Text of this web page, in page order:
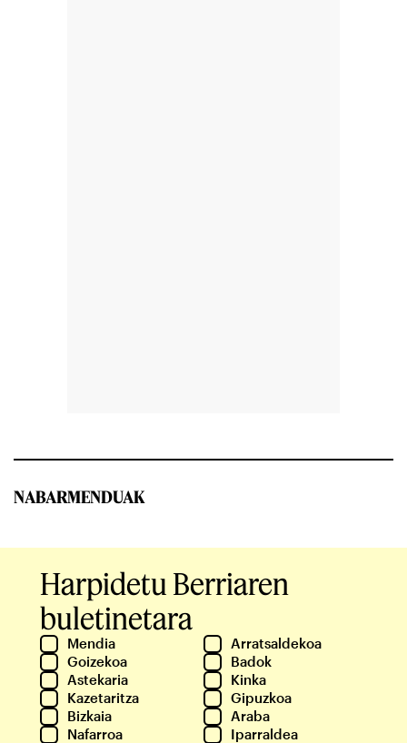
NABARMENDUAK
Harpidetu Berriaren
buletinetara
Mendia
Arratsaldekoa
Goizekoa
Badok
Astekaria
Kinka
Kazetaritza
Gipuzkoa
Bizkaia
Araba
Nafarroa
Iparraldea